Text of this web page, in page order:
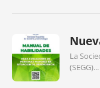
La
(SEGG)...